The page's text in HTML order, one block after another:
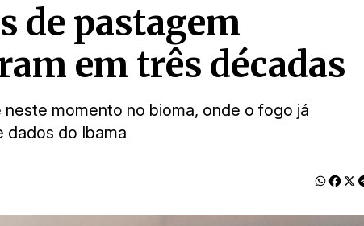
de pastagem
em três décadas
momento no bioma, onde o fogo já
dados do Ibama